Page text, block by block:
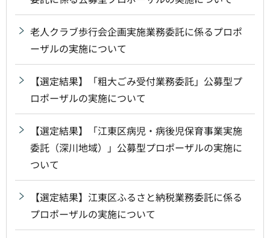
老人クラブ歩行会企画実施業務委託に係るプロポ
ーザルの実施について
【選定結果】「粗大ごみ受付業務委託」公募型プ
ロポーザルの実施について
【選定結果】「江東区病児・病後児保育事業実施
委託（深川地域）」公募型プロポーザルの実施に
ついて
【選定結果】江東区ふるさと納税業務委託に係る
プロポーザルの実施について